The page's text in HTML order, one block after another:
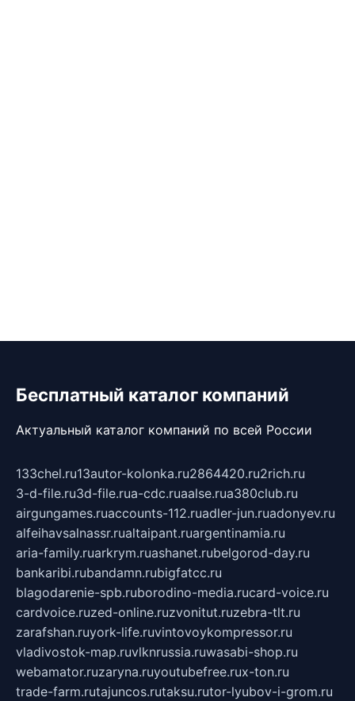
Бесплатный каталог компаний
Актуальный каталог компаний по всей России
133chel.ru13autor-kolonka.ru2864420.ru2rich.ru
3-d-file.ru3d-file.rua-cdc.ruaalse.rua380club.ru
airgungames.ruaccounts-112.ruadler-jun.ruadonyev.ru
alfeihavsalnassr.rualtaipant.ruargentinamia.ru
aria-family.ruarkrym.ruashanet.rubelgorod-day.ru
bankaribi.rubandamn.rubigfatcc.ru
blagodarenie-spb.ruborodino-media.rucard-voice.ru
cardvoice.ruzed-online.ruzvonitut.ruzebra-tlt.ru
zarafshan.ruyork-life.ruvintovoykompressor.ru
vladivostok-map.ruvlknrussia.ruwasabi-shop.ru
webamator.ruzaryna.ruyoutubefree.rux-ton.ru
trade-farm.rutajuncos.rutaksu.rutor-lyubov-i-grom.ru